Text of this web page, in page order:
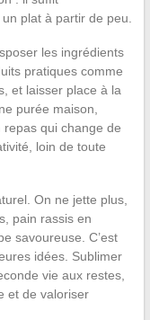
plat à partir de peu.
les ingrédients
pratiques comme
et laisser place à la
purée maison,
repas qui change de
loin de toute
On ne jette plus,
pain rassis en
savoureuse. C’est
idées. Sublimer
vie aux restes,
et de valoriser